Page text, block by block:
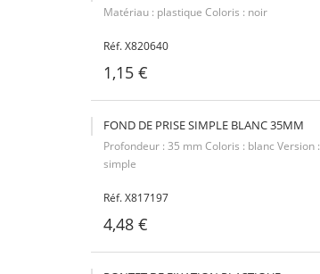
Matériau : plastique Coloris : noir
Réf. X820640
1,15 €
FOND DE PRISE SIMPLE BLANC 35MM
Profondeur : 35 mm Coloris : blanc Version :
simple
Réf. X817197
4,48 €